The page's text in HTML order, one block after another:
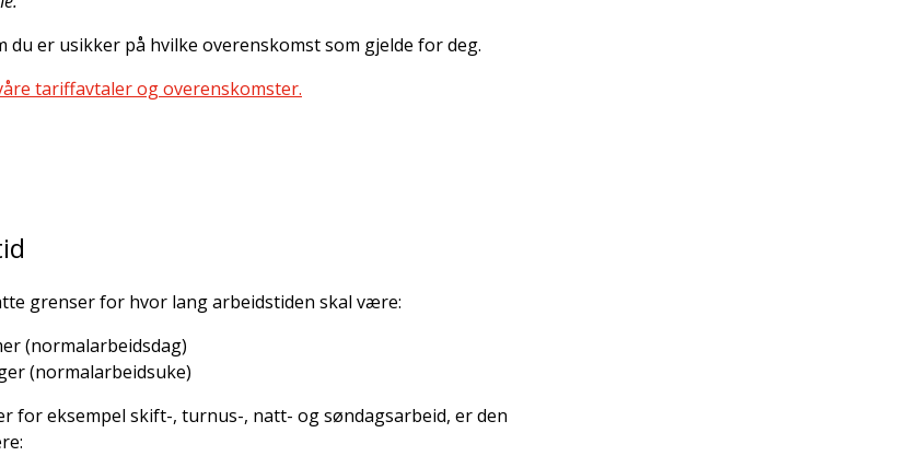
du er usikker på hvilke overenskomst som gjelde for deg.
tariffavtaler og overenskomster.
grenser for hvor lang arbeidstiden skal være:
(normalarbeidsdag)
(normalarbeidsuke)
for eksempel skift-, turnus-, natt- og søndagsarbeid, er den